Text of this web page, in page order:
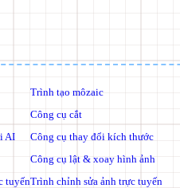
AI
tuyến
Trình tạo môzaic
Công cụ cắt
Công cụ thay đổi kích thước
Công cụ lật & xoay hình ảnh
Trình chỉnh sửa ảnh trực tuyến